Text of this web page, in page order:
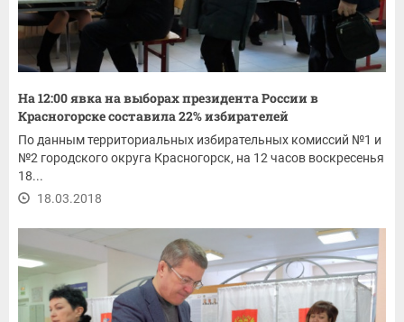
На 12:00 явка на выборах президента России в
Красногорске составила 22% избирателей
По данным территориальных избирательных комиссий №1 и
№2 городского округа Красногорск, на 12 часов воскресенья
18...
18.03.2018